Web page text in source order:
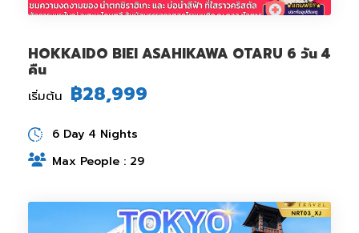
HOKKAIDO BIEI ASAHIKAWA OTARU 6 วัน 4
คืน
เริ่มต้น ฿28,999
6 Day 4 Nights
Max People : 29